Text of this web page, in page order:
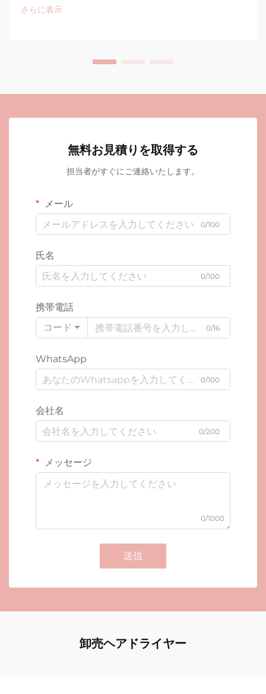
さらに表示
無料お見積りを取得する
担当者がすぐにご連絡いたします。
メール
0/100
氏名
0/100
携帯電話
コード
0/16
WhatsApp
0/100
会社名
0/200
メッセージ
0/1000
送信
卸売ヘアドライヤー